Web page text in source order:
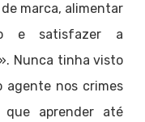
marca, alimentar
e satisfazer a
Nunca tinha visto
agente nos crimes
aprender até